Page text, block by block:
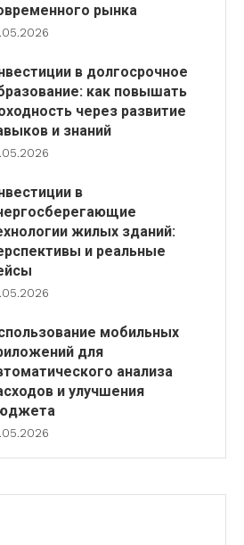
рынка
в долгосрочное
как повышать
через развитие
и знаний
в
жилых зданий:
и реальные
мобильных
для
анализа
и улучшения